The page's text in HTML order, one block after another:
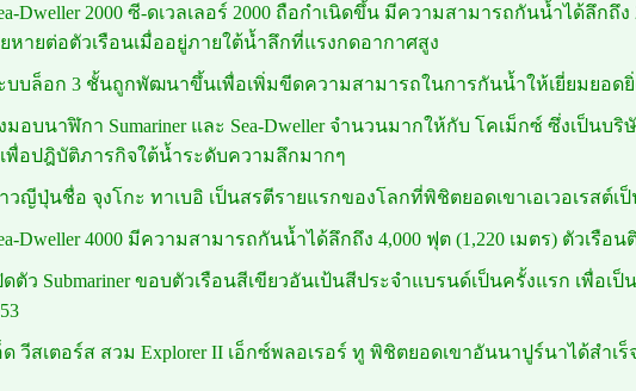
Dweller 2000 ซี-ดเวลเลอร์ 2000 ถือกำเนิดขึ้น มีความสามารถกันน้ำได้ลึกถึ
หายต่อตัวเรือนเมื่ออยู่ภายใต้น้ำลึกที่แรงกดอากาศสูง
ะบบล็อก 3 ชั้นถูกพัฒนาขึ้นเพื่อเพิ่มขีดความสามารถในการกันน้ำให้เยี่ยมยอด
งมอบนาฬิกา Sumariner และ Sea-Dweller จำนวนมากให้กับ โคเม็กซ์ ซึ่งเป็น
พื่อปฎิบัติภารกิจใต้น้ำระดับความลึกมากๆ
าวญีปุ่นชื่อ จุงโกะ ทาเบอิ เป็นสรตีรายแรกของโลกที่พิชิตยอดเขาเอเวอเรสต์เป็
Dweller 4000 มีความสามารถกันน้ำได้ลึกถึง 4,000 ฟุต (1,220 เมตร) ตัวเรือ
ดตัว Submariner ขอบตัวเรือนสีเขียวอันเป้นสีประจำแบรนด์เป็นครั้งแรก เพื่อเ
ด วีสเตอร์ส สวม Explorer II เอ็กซ์พลอเรอร์ ทู พิชิตยอดเขาอันนาปูร์นาได้สำเ